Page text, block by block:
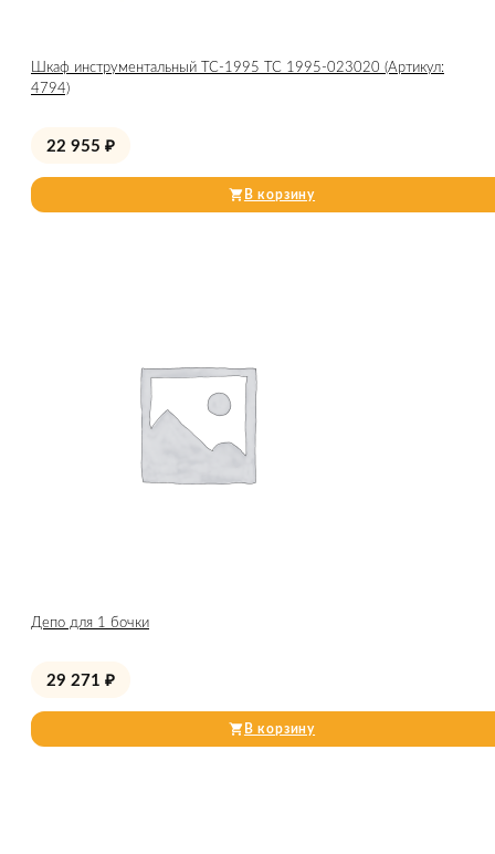
Шкаф инструментальный TC-1995 ТС 1995-023020 (Артикул:
4794)
22 955 ₽
В корзину
Депо для 1 бочки
29 271 ₽
В корзину